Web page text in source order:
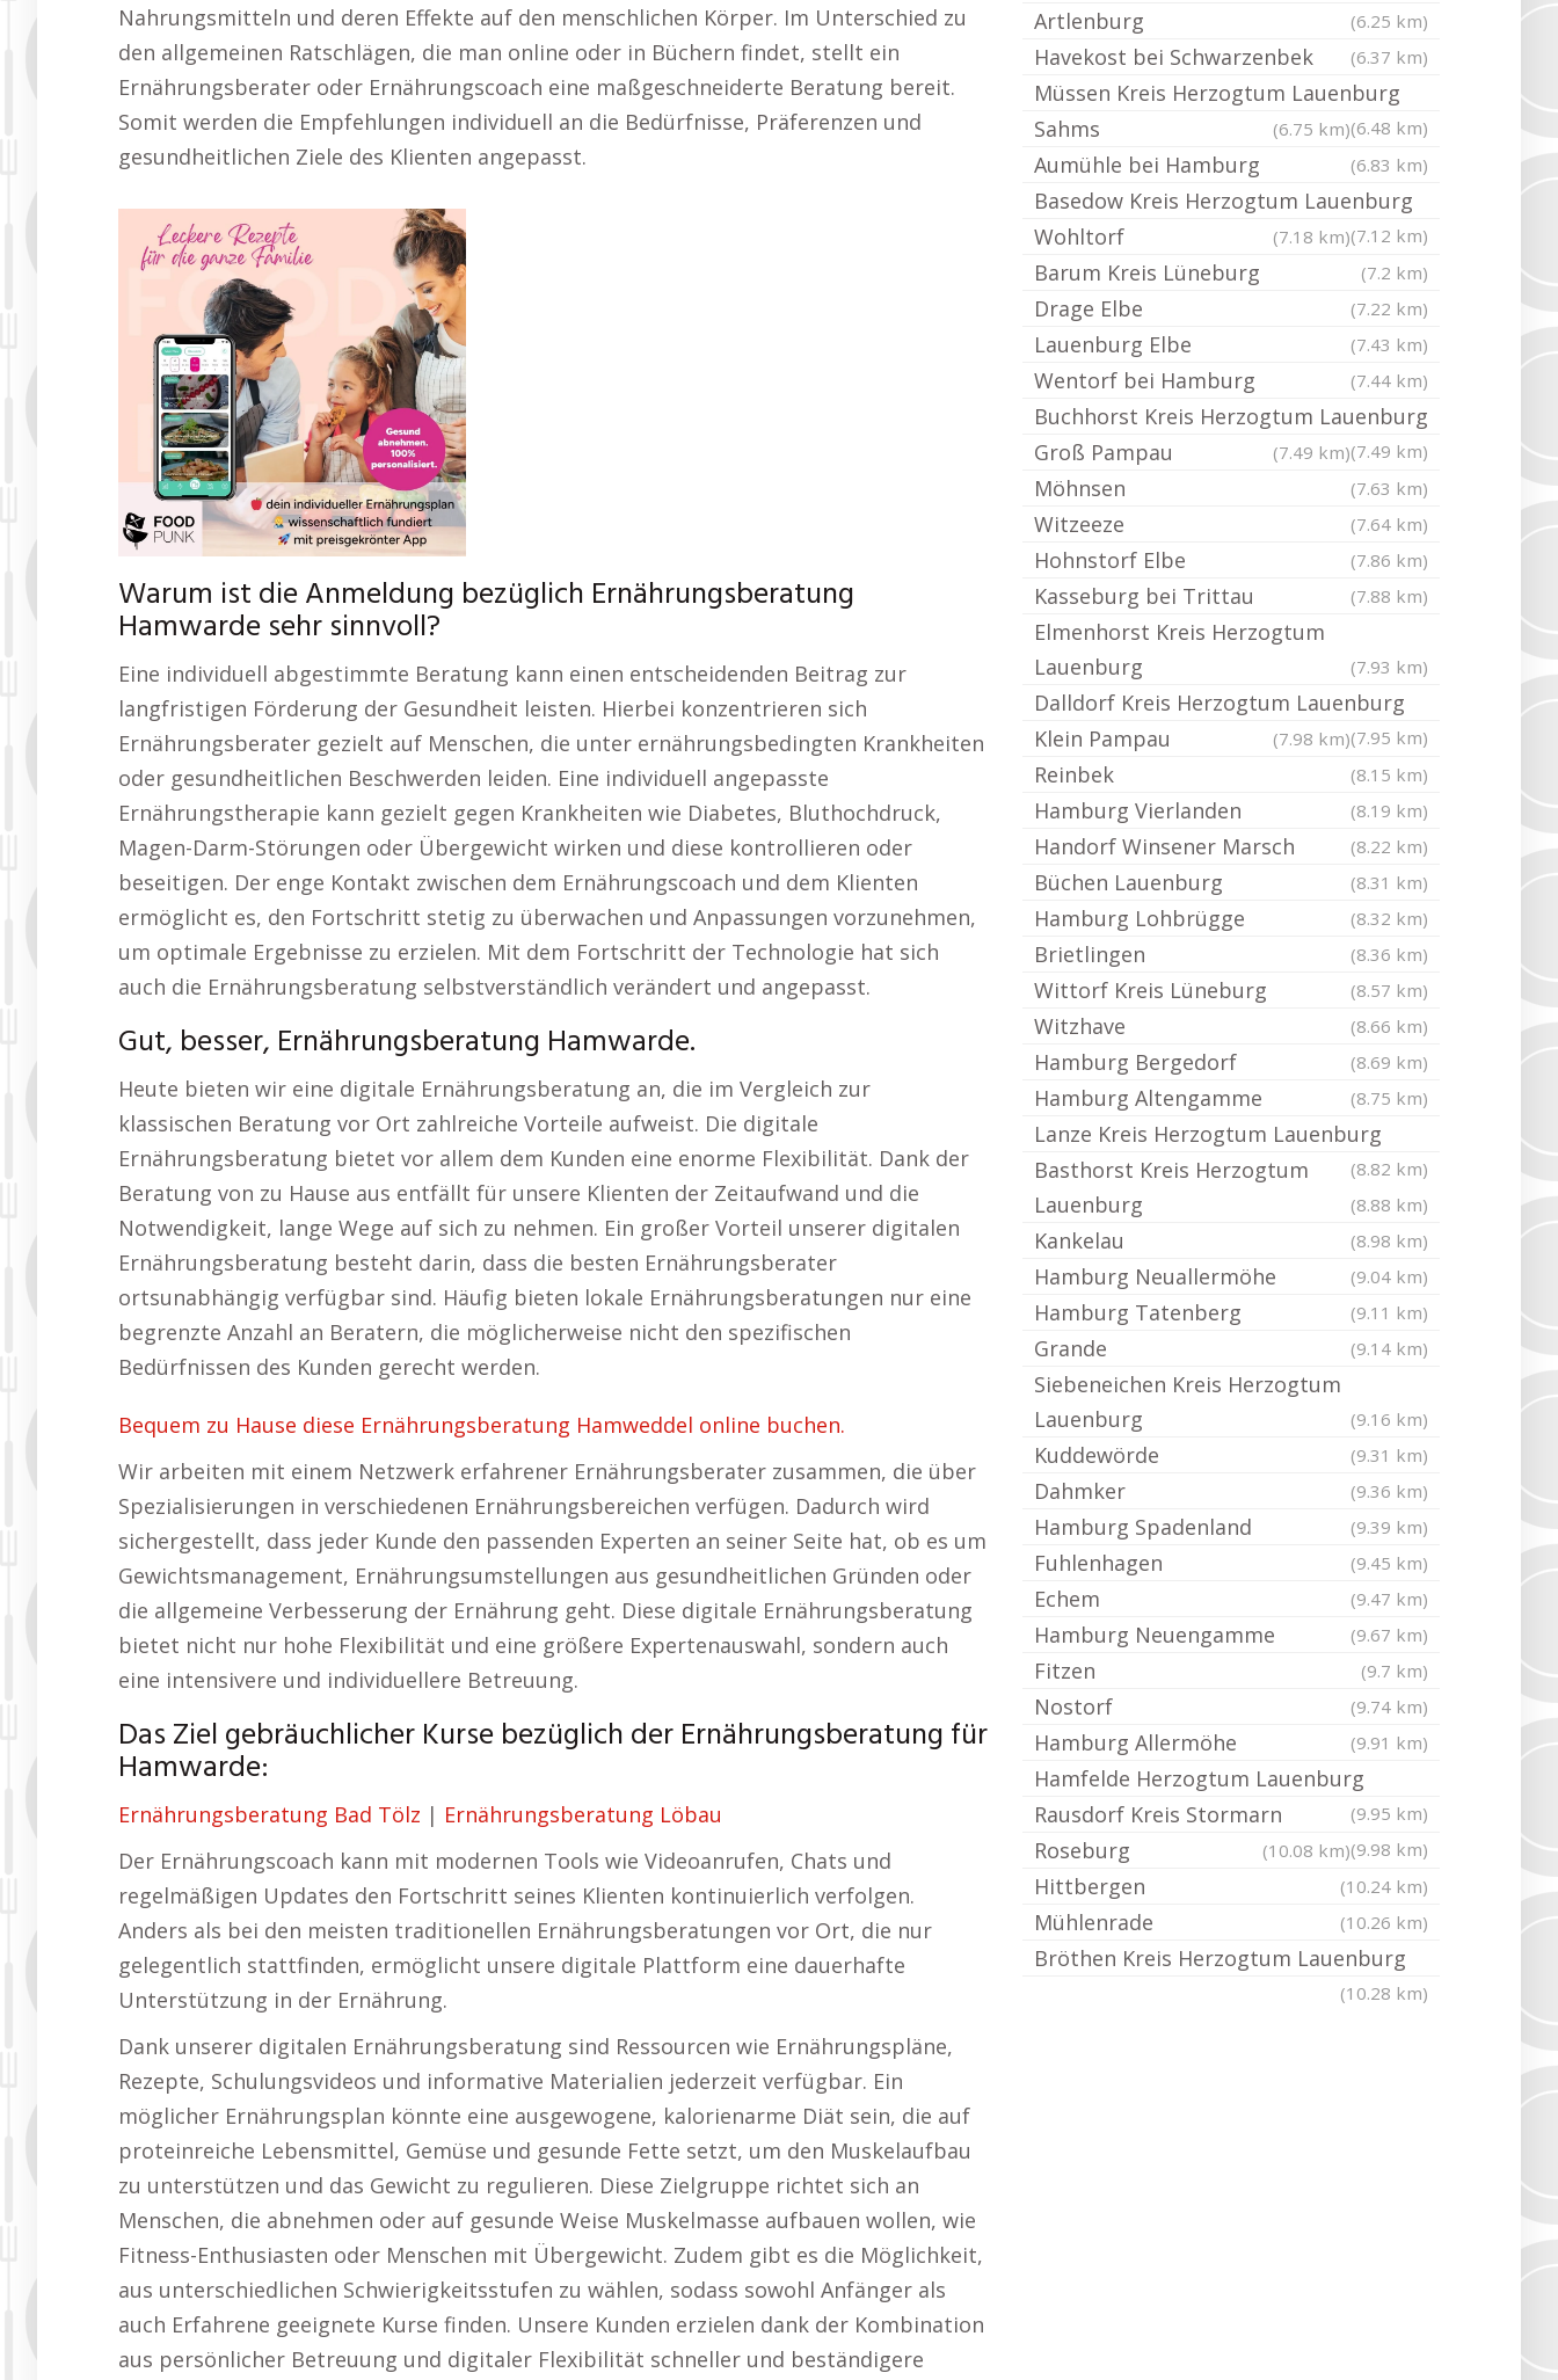
Nahrungsmitteln und deren Effekte auf den menschlichen Körper. Im Unterschied zu
den allgemeinen Ratschlägen, die man online oder in Büchern findet, stellt ein
Ernährungsberater oder Ernährungscoach eine maßgeschneiderte Beratung bereit.
Somit werden die Empfehlungen individuell an die Bedürfnisse, Präferenzen und
gesundheitlichen Ziele des Klienten angepasst.
Warum ist die Anmeldung bezüglich Ernährungsberatung
Hamwarde sehr sinnvoll?
Eine individuell abgestimmte Beratung kann einen entscheidenden Beitrag zur
langfristigen Förderung der Gesundheit leisten. Hierbei konzentrieren sich
Ernährungsberater gezielt auf Menschen, die unter ernährungsbedingten Krankheiten
oder gesundheitlichen Beschwerden leiden. Eine individuell angepasste
Ernährungstherapie kann gezielt gegen Krankheiten wie Diabetes, Bluthochdruck,
Magen-Darm-Störungen oder Übergewicht wirken und diese kontrollieren oder
beseitigen. Der enge Kontakt zwischen dem Ernährungscoach und dem Klienten
ermöglicht es, den Fortschritt stetig zu überwachen und Anpassungen vorzunehmen,
um optimale Ergebnisse zu erzielen. Mit dem Fortschritt der Technologie hat sich
auch die Ernährungsberatung selbstverständlich verändert und angepasst.
Gut, besser, Ernährungsberatung Hamwarde.
Heute bieten wir eine digitale Ernährungsberatung an, die im Vergleich zur
klassischen Beratung vor Ort zahlreiche Vorteile aufweist. Die digitale
Ernährungsberatung bietet vor allem dem Kunden eine enorme Flexibilität. Dank der
Beratung von zu Hause aus entfällt für unsere Klienten der Zeitaufwand und die
Notwendigkeit, lange Wege auf sich zu nehmen. Ein großer Vorteil unserer digitalen
Ernährungsberatung besteht darin, dass die besten Ernährungsberater
ortsunabhängig verfügbar sind. Häufig bieten lokale Ernährungsberatungen nur eine
begrenzte Anzahl an Beratern, die möglicherweise nicht den spezifischen
Bedürfnissen des Kunden gerecht werden.
Bequem zu Hause diese Ernährungsberatung Hamweddel online buchen.
Wir arbeiten mit einem Netzwerk erfahrener Ernährungsberater zusammen, die über
Spezialisierungen in verschiedenen Ernährungsbereichen verfügen. Dadurch wird
sichergestellt, dass jeder Kunde den passenden Experten an seiner Seite hat, ob es um
Gewichtsmanagement, Ernährungsumstellungen aus gesundheitlichen Gründen oder
die allgemeine Verbesserung der Ernährung geht. Diese digitale Ernährungsberatung
bietet nicht nur hohe Flexibilität und eine größere Expertenauswahl, sondern auch
eine intensivere und individuellere Betreuung.
Das Ziel gebräuchlicher Kurse bezüglich der Ernährungsberatung für
Hamwarde:
Ernährungsberatung Bad Tölz | Ernährungsberatung Löbau
Der Ernährungscoach kann mit modernen Tools wie Videoanrufen, Chats und
regelmäßigen Updates den Fortschritt seines Klienten kontinuierlich verfolgen.
Anders als bei den meisten traditionellen Ernährungsberatungen vor Ort, die nur
gelegentlich stattfinden, ermöglicht unsere digitale Plattform eine dauerhafte
Unterstützung in der Ernährung.
Dank unserer digitalen Ernährungsberatung sind Ressourcen wie Ernährungspläne,
Rezepte, Schulungsvideos und informative Materialien jederzeit verfügbar. Ein
möglicher Ernährungsplan könnte eine ausgewogene, kalorienarme Diät sein, die auf
proteinreiche Lebensmittel, Gemüse und gesunde Fette setzt, um den Muskelaufbau
zu unterstützen und das Gewicht zu regulieren. Diese Zielgruppe richtet sich an
Menschen, die abnehmen oder auf gesunde Weise Muskelmasse aufbauen wollen, wie
Fitness-Enthusiasten oder Menschen mit Übergewicht. Zudem gibt es die Möglichkeit,
aus unterschiedlichen Schwierigkeitsstufen zu wählen, sodass sowohl Anfänger als
auch Erfahrene geeignete Kurse finden. Unsere Kunden erzielen dank der Kombination
aus persönlicher Betreuung und digitaler Flexibilität schneller und beständigere
Artlenburg (6.25 km)
Havekost bei Schwarzenbek (6.37 km)
Müssen Kreis Herzogtum Lauenburg
(6.48 km)
Sahms (6.75 km)
Aumühle bei Hamburg (6.83 km)
Basedow Kreis Herzogtum Lauenburg
(7.12 km)
Wohltorf (7.18 km)
Barum Kreis Lüneburg (7.2 km)
Drage Elbe (7.22 km)
Lauenburg Elbe (7.43 km)
Wentorf bei Hamburg (7.44 km)
Buchhorst Kreis Herzogtum Lauenburg
(7.49 km)
Groß Pampau (7.49 km)
Möhnsen (7.63 km)
Witzeeze (7.64 km)
Hohnstorf Elbe (7.86 km)
Kasseburg bei Trittau (7.88 km)
Elmenhorst Kreis Herzogtum
Lauenburg
(7.93 km)
Dalldorf Kreis Herzogtum Lauenburg
(7.95 km)
Klein Pampau (7.98 km)
Reinbek (8.15 km)
Hamburg Vierlanden (8.19 km)
Handorf Winsener Marsch (8.22 km)
Büchen Lauenburg (8.31 km)
Hamburg Lohbrügge (8.32 km)
Brietlingen (8.36 km)
Wittorf Kreis Lüneburg (8.57 km)
Witzhave (8.66 km)
Hamburg Bergedorf (8.69 km)
Hamburg Altengamme (8.75 km)
Lanze Kreis Herzogtum Lauenburg
(8.82 km)
Basthorst Kreis Herzogtum
Lauenburg
(8.88 km)
Kankelau (8.98 km)
Hamburg Neuallermöhe (9.04 km)
Hamburg Tatenberg (9.11 km)
Grande (9.14 km)
Siebeneichen Kreis Herzogtum
Lauenburg
(9.16 km)
Kuddewörde (9.31 km)
Dahmker (9.36 km)
Hamburg Spadenland (9.39 km)
Fuhlenhagen (9.45 km)
Echem (9.47 km)
Hamburg Neuengamme (9.67 km)
Fitzen (9.7 km)
Nostorf (9.74 km)
Hamburg Allermöhe (9.91 km)
Hamfelde Herzogtum Lauenburg
(9.95 km)
Rausdorf Kreis Stormarn
(9.98 km)
Roseburg (10.08 km)
Hittbergen (10.24 km)
Mühlenrade (10.26 km)
Bröthen Kreis Herzogtum Lauenburg
(10.28 km)